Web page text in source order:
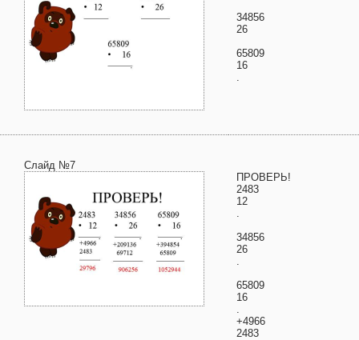
34856
26
65809
16
.
Слайд №7
ПРОВЕРЬ!
2483
12
.
34856
26
.
65809
16
.
+4966
2483